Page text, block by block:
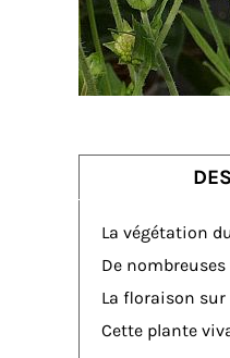
La végétation
De
La floraison sur
Cette plante